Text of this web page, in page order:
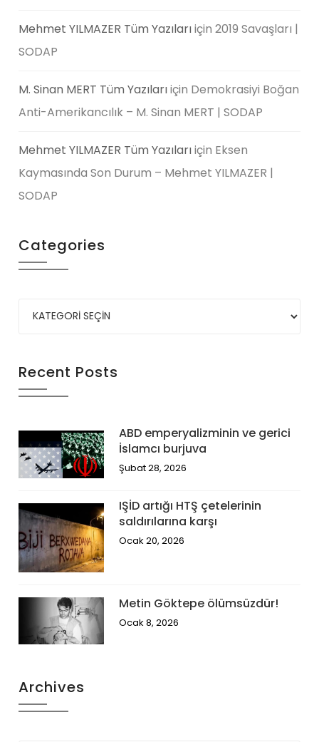
Mehmet YILMAZER Tüm Yazılarıiçin2019 Savaşları |
SODAP
M. Sinan MERT Tüm Yazılarıiçin Demokrasiyi Boğan
Anti-Amerikancılık – M. Sinan MERT | SODAP
Mehmet YILMAZER Tüm Yazılarıiçin Eksen
Kaymasında Son Durum – Mehmet YILMAZER |
SODAP
Categories
Recent Posts
ABD emperyalizminin ve gerici
İslamcı burjuva
Şubat 28, 2026
IŞİD artığı HTŞ çetelerinin
saldırılarına karşı
Ocak 20, 2026
Metin Göktepe ölümsüzdür!
Ocak 8, 2026
Archives